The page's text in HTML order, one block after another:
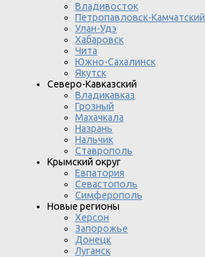
Владивосток
Петропавловск-Камчатский
Улан-Удэ
Хабаровск
Чита
Южно-Сахалинск
Якутск
Северо-Кавказский
Владикавказ
Грозный
Махачкала
Назрань
Нальчик
Ставрополь
Крымский округ
Евпатория
Севастополь
Симферополь
Новые регионы
Херсон
Запорожье
Донецк
Луганск